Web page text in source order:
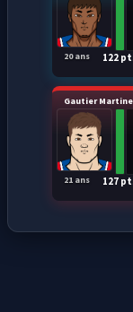
122
20 ans
Gautier
127
21 ans